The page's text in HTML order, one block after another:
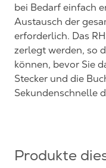
bei Bedarf einfach
Austausch der
erforderlich. Das
zerlegt werden, so
können, bevor Sie
Stecker und die
Sekundenschnelle
Produkte